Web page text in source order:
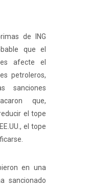
de ING
que el
afecte el
petroleros,
sanciones
que,
el tope
el tope
en una
sancionado